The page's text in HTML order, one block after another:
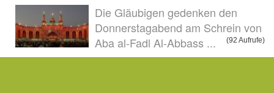
Die Gläubigen gedenken den
Donnerstagabend am Schrein von
Aba al-Fadl Al-Abbass ...
(92 Aufrufe)